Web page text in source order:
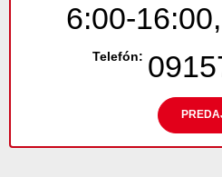
6:00-
Telefón: